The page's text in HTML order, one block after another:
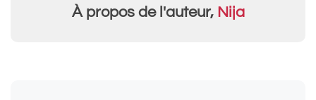
À propos de l'auteur, Nija